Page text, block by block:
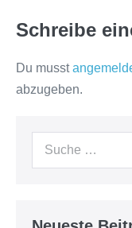
Schreibe
Du musst
abzugeben.
Suche